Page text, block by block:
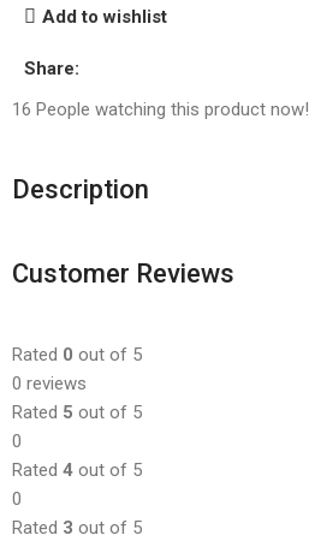
Add to wishlist
Share:
16 People watching this product now!
Description
Customer Reviews
Rated 0 out of 5
0 reviews
Rated 5 out of 5
0
Rated 4 out of 5
0
Rated 3 out of 5